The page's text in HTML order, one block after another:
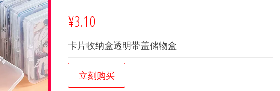
¥3.10
卡片收纳盒透明带盖储物盒
立刻购买